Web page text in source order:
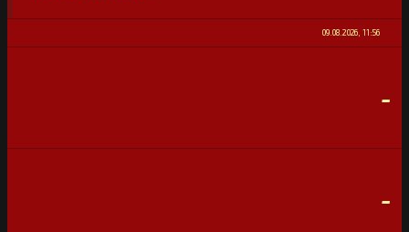
0% 100%
09.08.2026, 11:56
-
-